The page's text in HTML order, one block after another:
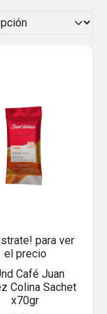
para ver
el precio
Café Juan
Colina Sachet
x70gr